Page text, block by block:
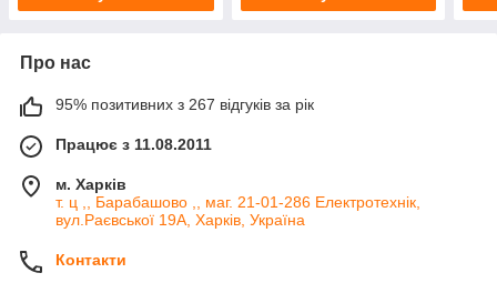
Про нас
95% позитивних з 267 відгуків за рік
Працює з 11.08.2011
м. Харків
т. ц ,, Барабашово ,, маг. 21-01-286 Електротехнік,
вул.Раєвської 19А, Харків, Україна
Контакти